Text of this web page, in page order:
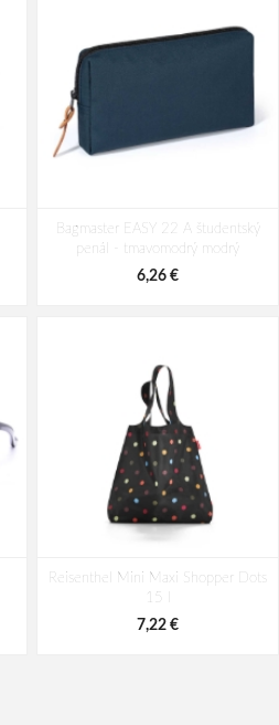
penál – šedý Šedá
16,38 €
Bagmaster EASY 22 A študentský
penál - tmavomodrý modrý
6,26 €
Reisenthel Mini Maxi Shopper Dots
15 l
7,22 €